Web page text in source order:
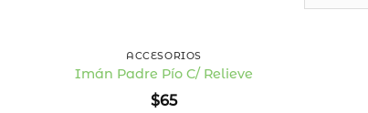
ACCESORIOS
Imán Padre Pío C/ Relieve
$65